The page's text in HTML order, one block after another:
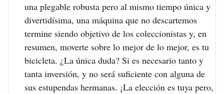
una plegable robusta pero al mismo tiempo única y
divertidísima, una máquina que no descartemos
termine siendo objetivo de los coleccionistas y, en
resumen, moverte sobre lo mejor de lo mejor, es tu
bicicleta. ¿La única duda? Si es necesario tanto y
tanta inversión, y no será suficiente con alguna de
sus estupendas hermanas. ¡La elección es tuya pero,